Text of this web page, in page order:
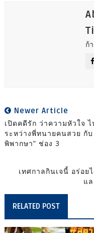
ก้
Newer Article
เปิดคดีรัก ว่าความหัวใจ
ระหว่างพี่ทนายคนสวย กั
พิพากษา” ช่อง 3
เทศกาลกินเจนี้ อร่อย
แ
RELATED POST